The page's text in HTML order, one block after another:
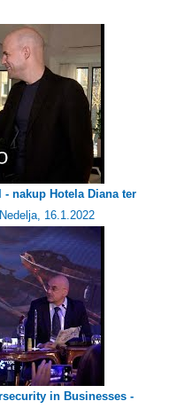
nakup Hotela Diana ter
Nedelja, 16.1.2022
in Businesses -